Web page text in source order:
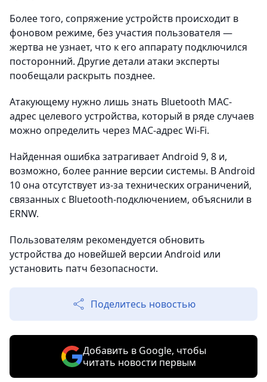
Более того, сопряжение устройств происходит в
фоновом режиме, без участия пользователя —
жертва не узнает, что к его аппарату подключился
посторонний. Другие детали атаки эксперты
пообещали раскрыть позднее.
Атакующему нужно лишь знать Bluetooth MAC-
адрес целевого устройства, который в ряде случаев
можно определить через MAC-адрес Wi-Fi.
Найденная ошибка затрагивает Android 9, 8 и,
возможно, более ранние версии системы. В Android
10 она отсутствует из-за технических ограничений,
связанных с Bluetooth-подключением, объяснили в
ERNW.
Пользователям рекомендуется обновить
устройства до новейшей версии Android или
установить патч безопасности.
Поделитесь новостью
Добавить в Google, чтобы
читать новости первым